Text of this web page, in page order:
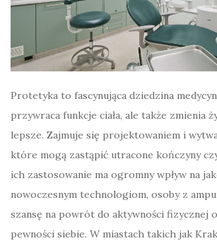
Protetyka to fascynująca dziedzina
przywraca funkcje ciała, ale także zmienia
lepsze. Zajmuje się projektowaniem i
które mogą zastąpić utracone kończyny
ich zastosowanie ma ogromny wpływ na
nowoczesnym technologiom, osoby z
szansę na powrót do aktywności fizycznej
pewności siebie. W miastach takich jak